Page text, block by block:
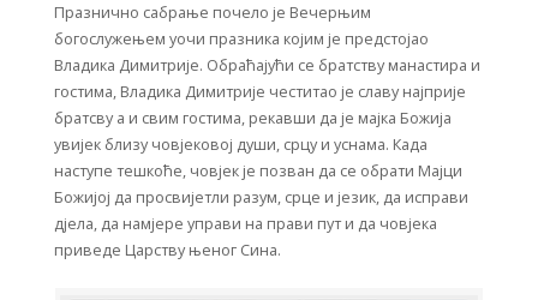
Празнично сабрање почело је Вечерњим
богослужењем уочи празника којим је предстојао
Владика Димитрије. Обраћајући се братству манастира и
гостима, Владика Димитрије честитао је славу најприје
братсву а и свим гостима, рекавши да je мајка Божија
увијек близу човјековој души, срцу и уснама. Када
наступе тешкоће, човјек је позван да се обрати Мајци
Божијој да просвијетли разум, срце и језик, да исправи
дјела, да намјере управи на прави пут и да човјека
приведе Царству њеног Сина.